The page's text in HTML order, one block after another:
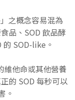
之概念容易混為
品、SOD 飲品酵
的 SOD-like。
維他命或其他營養
的 SOD 每秒可以
。